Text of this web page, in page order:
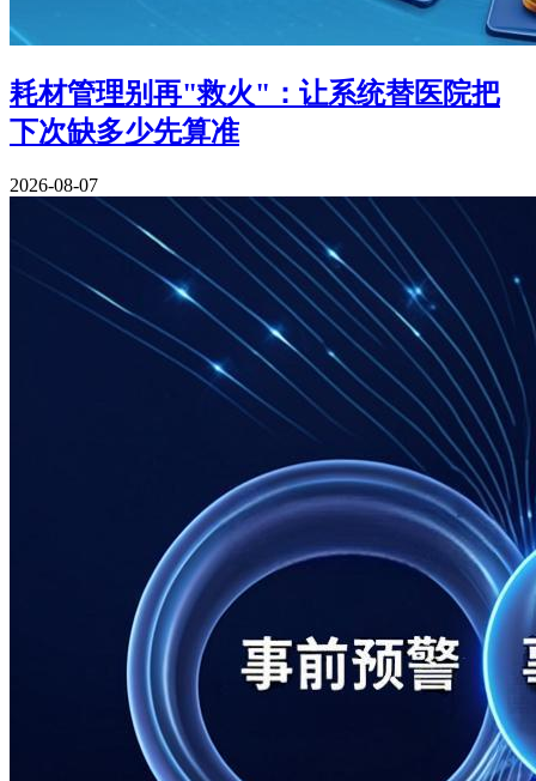
耗材管理别再"救火"：让系统替医院把
下次缺多少先算准
2026-08-07